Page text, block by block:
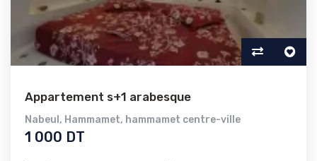
Appartement s+1 arabesque
Nabeul , Hammamet, hammamet centre-ville
1 000 DT